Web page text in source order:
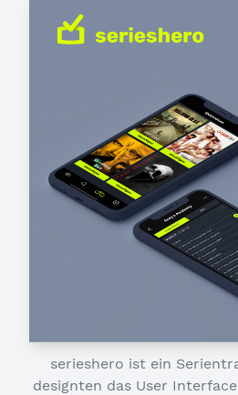
serieshero ist ein
designten das User